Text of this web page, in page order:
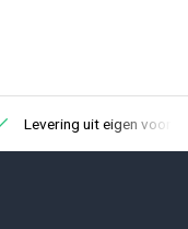
Levering uit eigen